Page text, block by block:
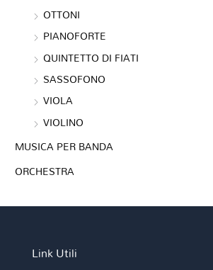
OTTONI
PIANOFORTE
QUINTETTO DI FIATI
SASSOFONO
VIOLA
VIOLINO
MUSICA PER BANDA
ORCHESTRA
Link Utili